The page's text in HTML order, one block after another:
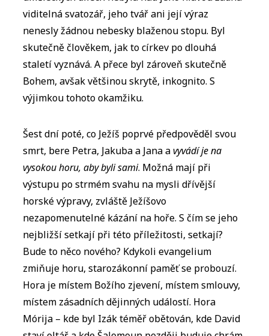
viditelná svatozář, jeho tvář ani její výraz
nenesly žádnou nebesky blaženou stopu. Byl
skutečně člověkem, jak to církev po dlouhá
staletí vyznává. A přece byl zároveň skutečně
Bohem, avšak většinou skrytě, inkognito. S
výjimkou tohoto okamžiku.
Šest dní poté, co Ježíš poprvé předpověděl svou
smrt, bere Petra, Jakuba a Jana avyvádí je na
vysokou horu, aby byli sami. Možná mají při
výstupu po strmém svahu na mysli dřívější
horské výpravy, zvláště Ježíšovo
nezapomenutelné kázání na hoře. S čím se jeho
nejbližší setkají při této příležitosti, setkají?
Bude to něco nového? Kdykoli evangelium
zmiňuje horu, starozákonní paměť se probouzí.
Hora je místem Božího zjevení, místem smlouvy,
místem zásadních dějinných událostí. Hora
Mórija – kde byl Izák téměř obětován, kde David